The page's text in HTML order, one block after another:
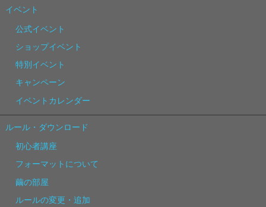
イベント
公式イベント
ショップイベント
特別イベント
キャンペーン
イベントカレンダー
ルール・ダウンロード
初心者講座
フォーマットについて
繭の部屋
ルールの変更・追加